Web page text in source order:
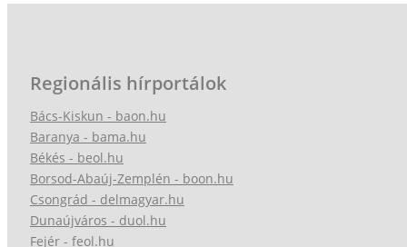
Regionális hírportálok
Bács-Kiskun - baon.hu
Baranya - bama.hu
Békés - beol.hu
Borsod-Abaúj-Zemplén - boon.hu
Csongrád - delmagyar.hu
Dunaújváros - duol.hu
Fejér - feol.hu